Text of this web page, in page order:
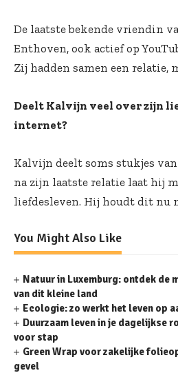
De laatste bekende vriendin
Enthoven, ook actief op
Zij hadden samen een relatie,
Deelt Kalvijn veel over zijn
internet?
Kalvijn deelt soms stukjes
na zijn laatste relatie laat hij
liefdesleven. Hij houdt dit nu
You Might Also Like
Natuur in Luxemburg: ontdek de
van dit kleine land
Ecologie: zo werkt het leven op
Duurzaam leven in je dagelijkse
voor stap
Green Wrap voor zakelijke
gevel